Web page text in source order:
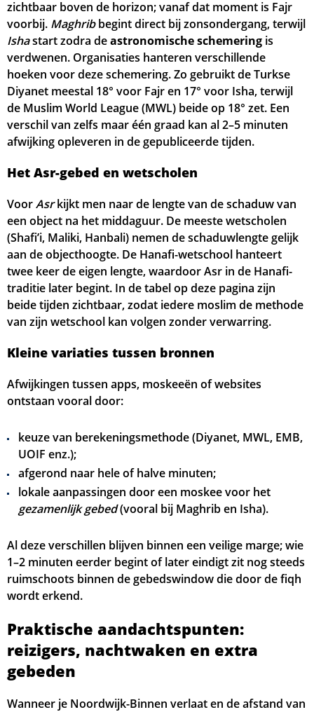
zichtbaar boven de horizon; vanaf dat moment is Fajr
voorbij. Maghribbegint direct bij zonsondergang, terwijl
Ishastart zodra deastronomische schemering is
verdwenen. Organisaties hanteren verschillende
hoeken voor deze schemering. Zo gebruikt de Turkse
Diyanet meestal 18° voor Fajr en 17° voor Isha, terwijl
de Muslim World League (MWL) beide op 18° zet. Een
verschil van zelfs maar één graad kan al 2–5 minuten
afwijking opleveren in de gepubliceerde tijden.
Het Asr-gebed en wetscholen
VoorAsrkijkt men naar de lengte van de schaduw van
een object na het middaguur. De meeste wetscholen
(Shafi’i, Maliki, Hanbali) nemen de schaduwlengte gelijk
aan de objecthoogte. De Hanafi-wetschool hanteert
twee keer de eigen lengte, waardoor Asr in de Hanafi-
traditie later begint. In de tabel op deze pagina zijn
beide tijden zichtbaar, zodat iedere moslim de methode
van zijn wetschool kan volgen zonder verwarring.
Kleine variaties tussen bronnen
Afwijkingen tussen apps, moskeeën of websites
ontstaan vooral door:
keuze van berekeningsmethode (Diyanet, MWL, EMB,
UOIF enz.);
afgerond naar hele of halve minuten;
lokale aanpassingen door een moskee voor het
gezamenlijk gebed(vooral bij Maghrib en Isha).
Al deze verschillen blijven binnen een veilige marge; wie
1–2 minuten eerder begint of later eindigt zit nog steeds
ruimschoots binnen de gebedswindow die door de fiqh
wordt erkend.
Praktische aandachtspunten:
reizigers, nachtwaken en extra
gebeden
Wanneer je Noordwijk-Binnen verlaat en de afstand van